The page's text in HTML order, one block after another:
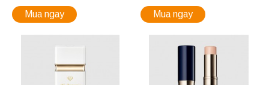
Mua ngay Mua ngay